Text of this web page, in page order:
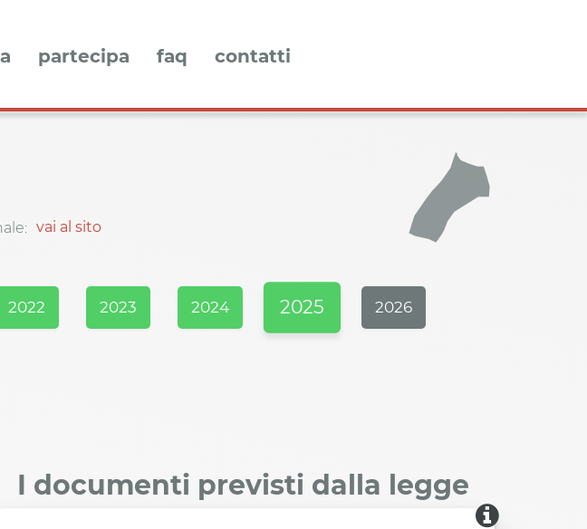
partecipa faq contatti
vai al sito
2022 2023 2024 2025 2026
I documenti previsti dalla legge